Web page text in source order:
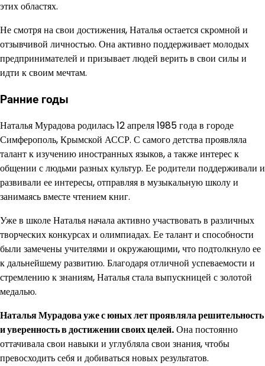
этих областях.
Не смотря на свои достижения, Наталья остается скромной и
отзывчивой личностью. Она активно поддерживает молодых
предпринимателей и призывает людей верить в свои силы и
идти к своим мечтам.
Ранние годы
Наталья Мурадова родилась 12 апреля 1985 года в городе
Симферополь, Крымской АССР. С самого детства проявляла
талант к изучению иностранных языков, а также интерес к
общении с людьми разных культур. Ее родители поддерживали и
развивали ее интересы, отправляя в музыкальную школу и
занимаясь вместе чтением книг.
Уже в школе Наталья начала активно участвовать в различных
творческих конкурсах и олимпиадах. Ее талант и способности
были замечены учителями и окружающими, что подтолкнуло ее
к дальнейшему развитию. Благодаря отличной успеваемости и
стремлению к знаниям, Наталья стала выпускницей с золотой
медалью.
Наталья Мурадова уже с юных лет проявляла решительность
и уверенность в достижении своих целей.Она постоянно
оттачивала свои навыки и углубляла свои знания, чтобы
превосходить себя и добиваться новых результатов.